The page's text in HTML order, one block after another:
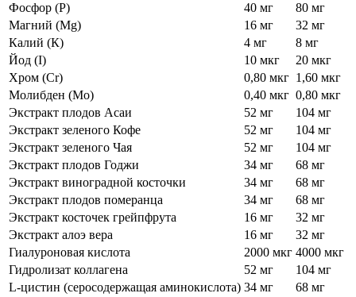
Фосфор (Р)
40 мг
80 мг
Магний (Mg)
16 мг
32 мг
Калий (К)
4 мг
8 мг
Йод (I)
10 мкг
20 мкг
Хром (Cr)
0,80 мкг 1,60 мкг
Молибден (Мо)
0,40 мкг 0,80 мкг
Экстракт плодов Асаи
52 мг
104 мг
Экстракт зеленого Кофе
52 мг
104 мг
Экстракт зеленого Чая
52 мг
104 мг
Экстракт плодов Годжи
34 мг
68 мг
Экстракт виноградной косточки
34 мг
68 мг
Экстракт плодов померанца
34 мг
68 мг
Экстракт косточек грейпфрута
16 мг
32 мг
Экстракт алоэ вера
16 мг
32 мг
Гиалуроновая кислота
2000 мкг 4000 мкг
Гидролизат коллагена
52 мг
104 мг
L-цистин (серосодержащая аминокислота) 34 мг
68 мг